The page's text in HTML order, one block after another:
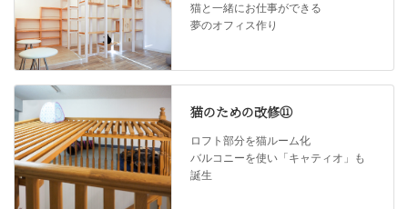
猫と一緒にお仕事ができる
夢のオフィス作り
猫のための改修⑪
ロフト部分を猫ルーム化
バルコニーを使い「キャティオ」も
誕生